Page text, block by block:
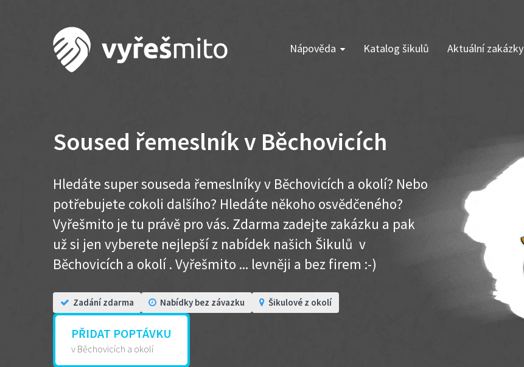
Nápověda Katalog šikulů Aktuální zakázky
Soused řemeslník v Běchovicích
Hledáte super souseda řemeslníky v Běchovicích a okolí? Nebo
potřebujete cokoli dalšího? Hledáte někoho osvědčeného?
Vyřešmito je tu právě pro vás. Zdarma zadejte zakázku a pak
už si jen vyberete nejlepší z nabídek našich Šikulů v
Běchovicích a okolí . Vyřešmito ... levněji a bez firem :-)
Zadání zdarma Nabídky bez závazku Šikulové z okolí
PŘIDAT POPTÁVKU
v Běchovicích a okolí